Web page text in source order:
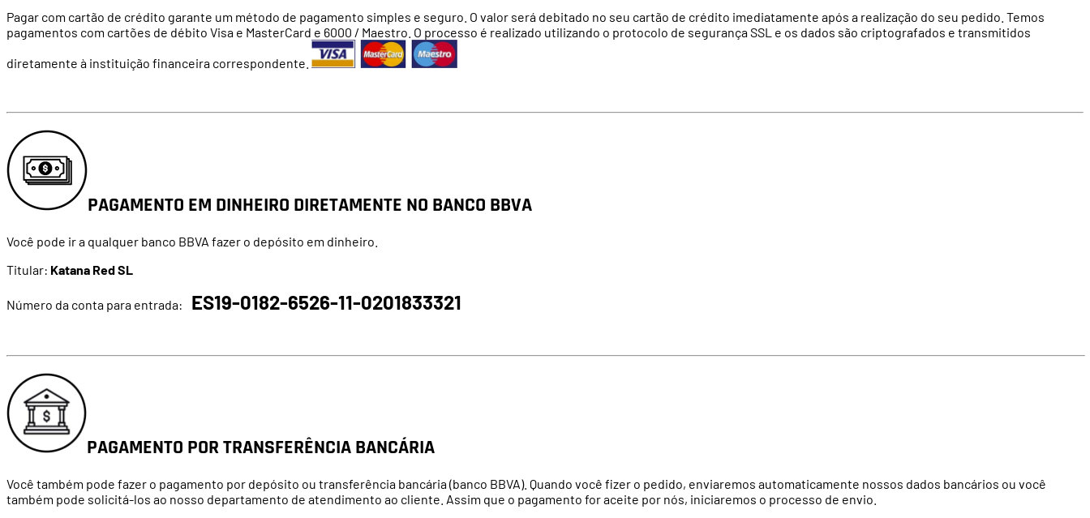
Pagar com cartão de crédito garante um método de pagamento simples e seguro. O valor será debitado no seu cartão de crédito imediatamente após a realização do seu pedido. Temos
pagamentos com cartões de débito Visa e MasterCard e 6000 / Maestro. O processo é realizado utilizando o protocolo de segurança SSL e os dados são criptografados e transmitidos
diretamente à instituição financeira correspondente.
PAGAMENTO EM DINHEIRO DIRETAMENTE NO BANCO BBVA
Você pode ir a qualquer banco BBVA fazer o depósito em dinheiro.
Titular: Katana Red SL
Número da conta para entrada: ES19-0182-6526-11-0201833321
PAGAMENTO POR TRANSFERÊNCIA BANCÁRIA
Você também pode fazer o pagamento por depósito ou transferência bancária (banco BBVA). Quando você fizer o pedido, enviaremos automaticamente nossos dados bancários ou você
também pode solicitá-los ao nosso departamento de atendimento ao cliente. Assim que o pagamento for aceite por nós, iniciaremos o processo de envio.